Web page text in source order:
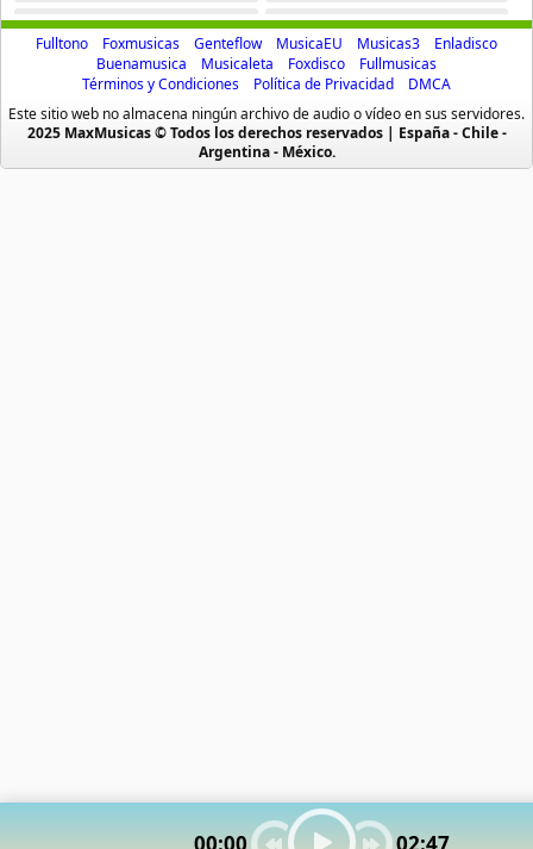
Dj Edward
3 músicas online
Dj Erick
20 músicas online
Atevip
Bachatas
Baladas
Baladas De Oro
Baladas En Ingles
Cumbia Ecuatoriana
Cumbia Mexicana
Cumbia Pop
Cumbia Surena
Cumbias
Musica Cristiana
Fulltono Foxmusicas Genteflow MusicaEU Musicas3
Enladisco
Buenamusica
Musicaleta Foxdisco
Fullmusicas
Términos y Condiciones
Política de Privacidad
DMCA
Este sitio web no almacena ningún archivo de audio o vídeo en sus servidores.
2025 MaxMusicas © Todos los derechos reservados | España - Chile -
Argentina - México.